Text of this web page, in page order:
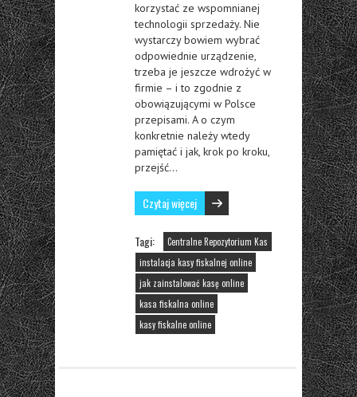
korzystać ze wspomnianej
technologii sprzedaży. Nie
wystarczy bowiem wybrać
odpowiednie urządzenie,
trzeba je jeszcze wdrożyć w
firmie – i to zgodnie z
obowiązującymi w Polsce
przepisami. A o czym
konkretnie należy wtedy
pamiętać i jak, krok po kroku,
przejść…
Czytaj więcej
Tagi:
Centralne Repozytorium Kas
instalacja kasy fiskalnej online
jak zainstalować kasę online
kasa fiskalna online
kasy fiskalne online